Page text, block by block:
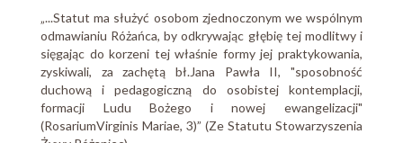
„...Statut ma służyć osobom zjednoczonym we wspólnym
odmawianiu Różańca, by odkrywając głębię tej modlitwy i
sięgając do korzeni tej właśnie formy jej praktykowania,
zyskiwali, za zachętą bł.Jana Pawła II, "sposobność
duchową i pedagogiczną do osobistej kontemplacji,
formacji Ludu Bożego i nowej ewangelizacji"
(RosariumVirginis Mariae, 3)” (Ze Statutu Stowarzyszenia